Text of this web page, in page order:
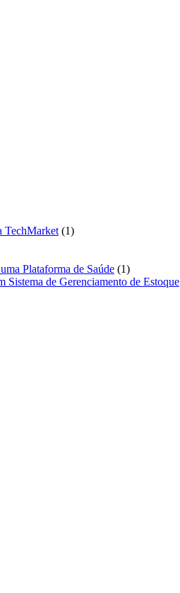
TechMarket 11
Plataforma de Saúde 11
produto
de Gerenciamento de Estoque